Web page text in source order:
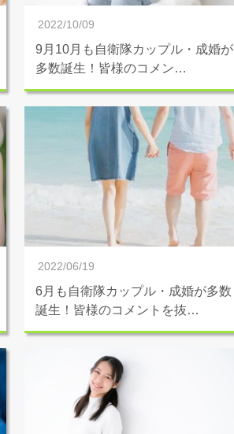
2022/10/09
9月10月も自衛隊カップル・成婚が
多数誕生！皆様のコメン…
2022/06/19
6月も自衛隊カップル・成婚が多数
誕生！皆様のコメントを抜…